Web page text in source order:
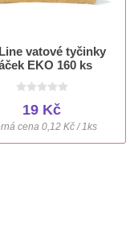
vatové tyčinky
EKO 160 ks
19 Kč
cena 0,12 Kč / 1ks